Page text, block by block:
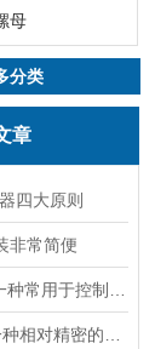
母
分类
章
四大原则
非常简便